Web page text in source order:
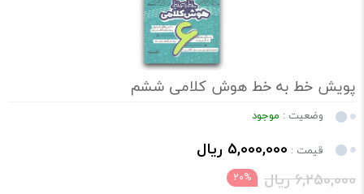
پویش خط به خط هوش کلامی ششم
وضعیت : موجود
قیمت : 5,000,000 ریال
6,250,000 ریال
20%